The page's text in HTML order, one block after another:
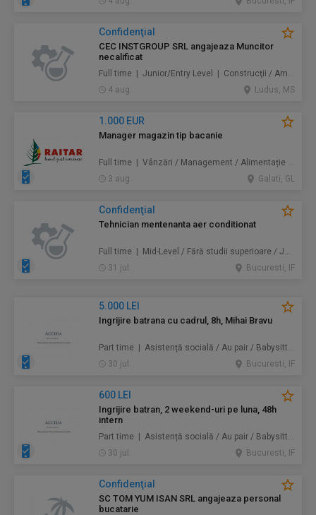
Confidenţial
CEC INSTGROUP SRL angajeaza Muncitor
necalificat
Full time | Junior/Entry Level | Construcţii / Amenajări
4 aug.
Ludus, MS
1.000 EUR
Manager magazin tip bacanie
Full time | Vânzări / Management / Alimentație / Comerț
3 aug.
Galati, GL
Confidenţial
Tehnician mentenanta aer conditionat
Full time | Mid-Level / Fără studii superioare / Junior/Entry Level | Mentenanță / Instalații
31 jul.
Bucuresti, IF
5.000 LEI
Ingrijire batrana cu cadrul, 8h, Mihai Bravu
Part time | Asistență socială / Au pair / Babysitter / Curăţenie / Prestări servicii
30 jul.
Bucuresti, IF
600 LEI
Ingrijire batran, 2 weekend-uri pe luna, 48h
intern
Part time | Asistență socială / Au pair / Babysitter / Curăţenie / Prestări servicii
30 jul.
Bucuresti, IF
Confidenţial
SC TOM YUM ISAN SRL angajeaza personal
bucatarie